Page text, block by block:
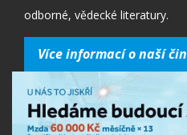
odborné, vědecké literatury.
Více informací o naší